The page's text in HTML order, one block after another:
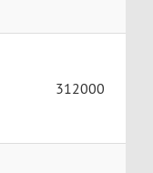
312000